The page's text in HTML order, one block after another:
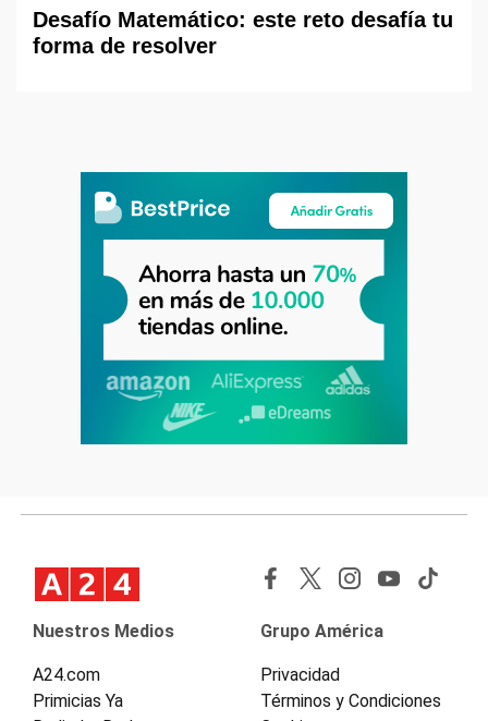
Desafío Matemático: este reto desafía tu
forma de resolver
Nuestros Medios
A24.com
Primicias Ya
Grupo América
Privacidad
Términos y Condiciones